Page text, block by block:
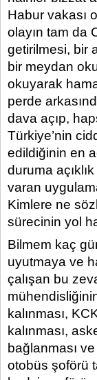
Habur vakası
olayın tam da
getirilmesi, bir
bir meydan
okuyarak
perde
dava açıp,
Türkiye’nin
edildiğinin en
duruma
varan
Kimlere ne
sürecinin yol
Bilmem kaç
uyutmaya ve
çalışan bu
kalınması,
kalınması,
bağlanması
otobüs şoförü